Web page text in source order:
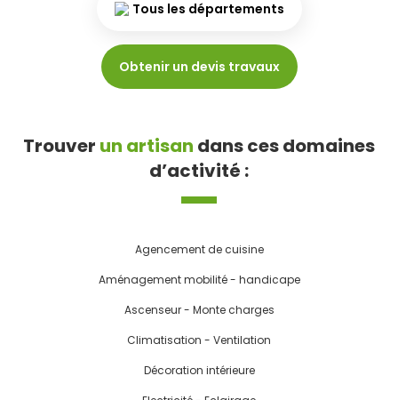
Tous les départements
Obtenir un devis travaux
Trouver un artisan dans ces domaines
d’activité :
Agencement de cuisine
Aménagement mobilité - handicape
Ascenseur - Monte charges
Climatisation - Ventilation
Décoration intérieure